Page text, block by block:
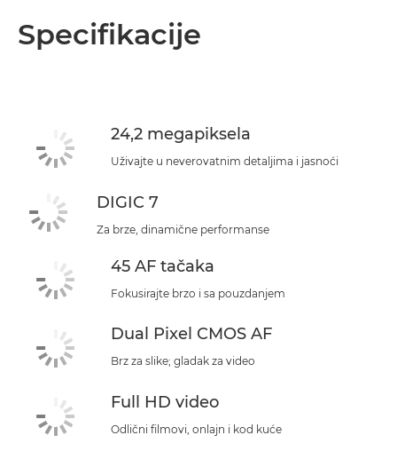
Specifikacije
24,2 megapiksela
Uživajte u neverovatnim detaljima i jasnoći
DIGIC 7
Za brze, dinamične performanse
45 AF tačaka
Fokusirajte brzo i sa pouzdanjem
Dual Pixel CMOS AF
Brz za slike; gladak za video
Full HD video
Odlični filmovi, onlajn i kod kuće